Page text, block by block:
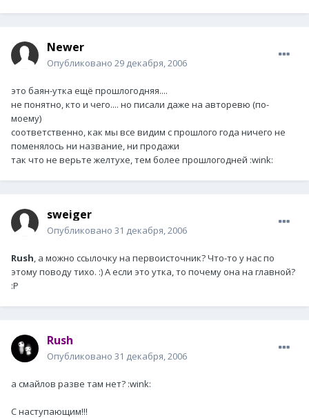
Newer
Опубликовано 29 декабря, 2006
это баян-утка ещё прошлогодняя....
не понятно, кто и чего.... но писали даже на авторевю (по-
моему)
соответственно, как мы все видим с прошлого года ничего не
поменялось ни название, ни продажи
так что не верьте желтухе, тем более прошлогодней :wink:
sweiger
Опубликовано 31 декабря, 2006
Rush, а можно ссылочку на первоисточник? Что-то у нас по
этому поводу тихо. :) А если это утка, то почему она на главной?
:P
Rush
Опубликовано 31 декабря, 2006
а смайлов разве там нет? :wink:
С наступающим!!!